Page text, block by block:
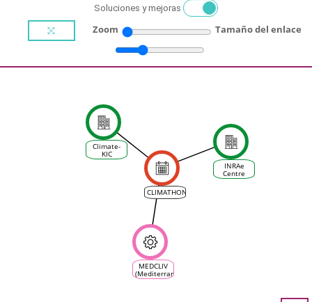
Soluciones y mejoras
Zoom Tamaño del enlace
CLIMATHON
Climate-
KIC
MEDCLIV
(Mediterranean
Climate
INRAe
Centre
d'Occitanie